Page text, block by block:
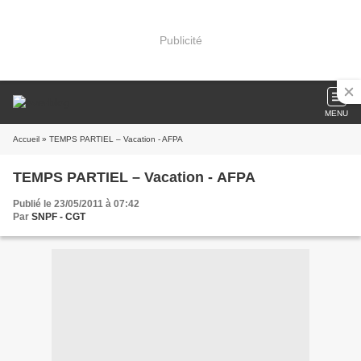
Publicité
MENU
Accueil » TEMPS PARTIEL – Vacation - AFPA
TEMPS PARTIEL – Vacation - AFPA
Publié le 23/05/2011 à 07:42
Par SNPF - CGT